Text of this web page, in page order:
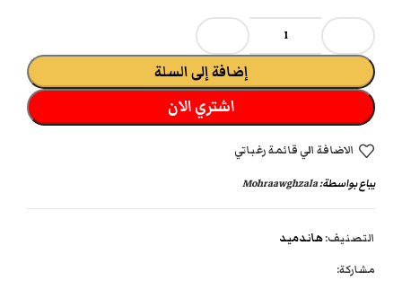
إضافة إلى السلة
اشتري الان
الاضافة الي قائمة رغباتي
يباع بواسطة:Mohraawghzala
التصنيف:هاندميد
مشاركة: